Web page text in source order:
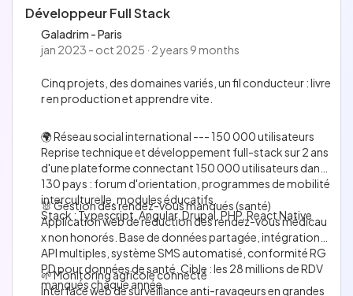
Stack : Vue.js, ASP.NET Core, MySQL, Elasticsearch
Développeur Full Stack
Galadrim - Paris
jan 2023 - oct 2025 · 2 years 9 months
Cinq projets, des domaines variés, un fil conducteur : livre
r en production et apprendre vite.
🌍 Réseau social international --- 150 000 utilisateurs
Reprise technique et développement full-stack sur 2 ans
d'une plateforme connectant 150 000 utilisateurs dans
130 pays : forum d'orientation, programmes de mobilité
interculturelle, modules éducatifs.
Stack : Typescript, Angular, Drupal, PHP, React Native
🐰 Gestion des rendez-vous manqués (santé)
Application web de réduction des rendez-vous médicau
x non honorés. Base de données partagée, intégrations
API multiples, système SMS automatisé, conformité RG
PD pour données de santé. Cible : les 28 millions de RDV
manqués chaque année.
🌱 Monitoring agricole connecté
Interface web de surveillance anti-ravageurs en grandes